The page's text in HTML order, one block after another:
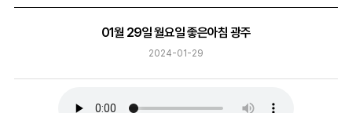
01월 29일 월요일 좋은아침 광주
2024-01-29